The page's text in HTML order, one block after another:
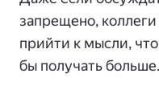
запрещено,
прийти к мысли,
бы получать больше.